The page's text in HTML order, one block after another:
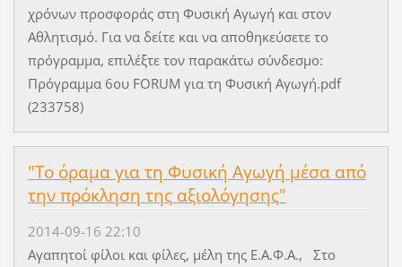
χρόνων προσφοράς στη Φυσική Αγωγή και στον
Αθλητισμό. Για να δείτε και να αποθηκεύσετε το
πρόγραμμα, επιλέξτε τον παρακάτω σύνδεσμο:
Πρόγραμμα 6ου FORUM για τη Φυσική Αγωγή.pdf
(233758)
"Το όραμα για τη Φυσική Αγωγή μέσα από
την πρόκληση της αξιολόγησης"
2014-09-16 22:10
Αγαπητοί φίλοι και φίλες, μέλη της Ε.Α.Φ.Α., Στο